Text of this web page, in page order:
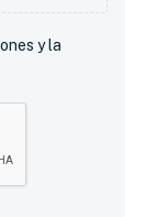
y la